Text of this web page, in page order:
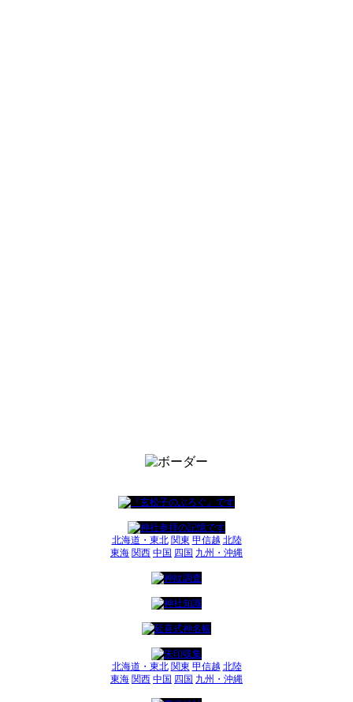
北海道・東北 関東 甲信越 北陸
東海 関西 中国 四国 九州・沖縄
北海道・東北 関東 甲信越 北陸
東海 関西 中国 四国 九州・沖縄